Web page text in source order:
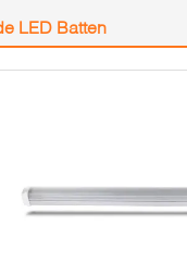
LED Batten